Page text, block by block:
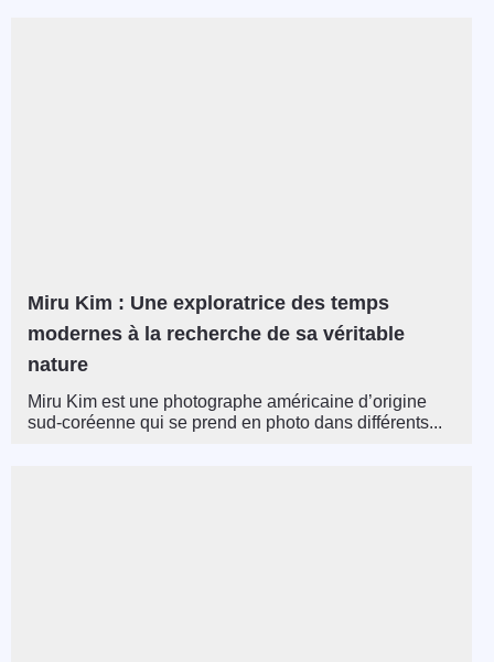
Miru Kim : Une exploratrice des temps
modernes à la recherche de sa véritable
nature
Miru Kim est une photographe américaine d’origine
sud-coréenne qui se prend en photo dans différents...